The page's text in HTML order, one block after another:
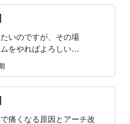
いのですが、その場
をやればよろしいで
痛くなる原因とアーチ改